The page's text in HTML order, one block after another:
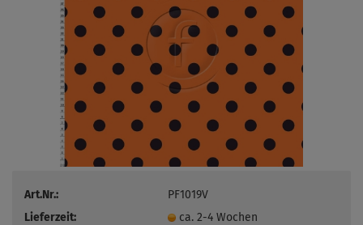
Art.Nr.:
PF1019V
Lieferzeit:
ca. 2-4 Wochen